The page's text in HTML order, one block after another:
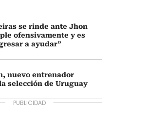
se rinde ante Jhon
ofensivamente y es
a ayudar”
nuevo entrenador
selección de Uruguay